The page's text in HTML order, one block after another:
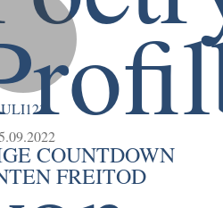
ULI123
COUNTDOWN
FREITOD